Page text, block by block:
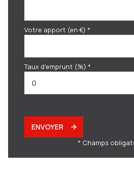
Votre apport (en €) *
Taux d'emprunt (%) *
ENVOYER
* Champs